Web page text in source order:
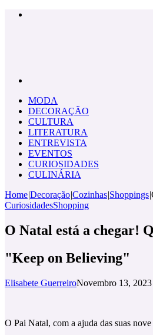
MODA
DECORAÇÃO
CULTURA
LITERATURA
ENTREVISTA
EVENTOS
CURIOSIDADES
CULINÁRIA
Home|Decoração|Cozinhas|Shoppings|
CuriosidadesShopping
O Natal está a chegar!
"Keep on Believing"
Elisabete GuerreiroNovembro 13, 2023
O Pai Natal, com a ajuda das suas